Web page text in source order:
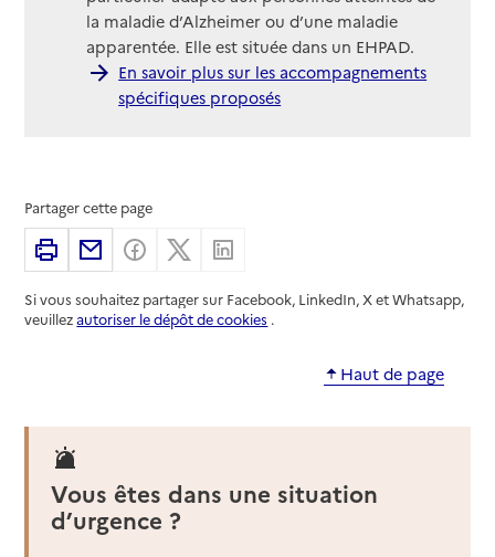
la maladie d’Alzheimer ou d’une maladie
apparentée. Elle est située dans un EHPAD.
En savoir plus sur les accompagnements
spécifiques proposés
Partager cette page
ImprimerPartager par email
Partager sur Facebook
Partager sur X
Si vous souhaitez partager sur Facebook, LinkedIn, X et Whatsapp,
veuillezautoriser le dépôt de cookies .
Haut de page
Vous êtes dans une situation
d’urgence ?